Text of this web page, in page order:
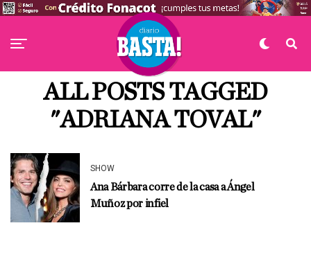
ALL POSTS TAGGED
"ADRIANA TOVAL"
SHOW
Ana Bárbara corre de la casa a Ángel
Muñoz por infiel